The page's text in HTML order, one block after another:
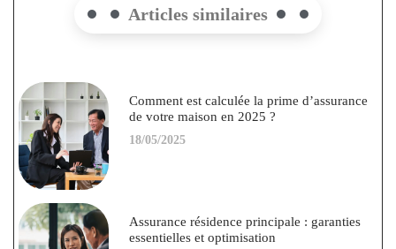
Articles similaires
Comment est calculée la prime d’assurance
de votre maison en 2025 ?
18/05/2025
Assurance résidence principale : garanties
essentielles et optimisation